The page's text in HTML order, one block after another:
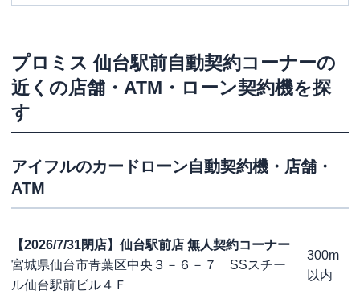
プロミス 仙台駅前自動契約コーナーの
近くの店舗・ATM・ローン契約機を探
す
アイフルのカードローン自動契約機・店舗・
ATM
【2026/7/31閉店】仙台駅前店 無人契約コーナー
宮城県仙台市青葉区中央３－６－７ SSスチー
ル仙台駅前ビル４Ｆ
300m
以内